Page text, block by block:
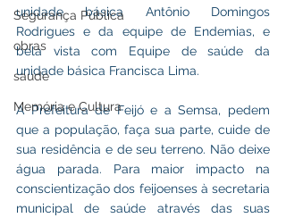
Segurança Pública
obras
saude
Memória e Cultura
unidade básica Antônio Domingos
Rodrigues e da equipe de Endemias, e
bela vista com Equipe de saúde da
unidade básica Francisca Lima.
A Prefeitura de Feijó e a Semsa, pedem
que a população, faça sua parte, cuide de
sua residência e de seu terreno. Não deixe
água parada. Para maior impacto na
conscientização dos feijoenses à secretaria
municipal de saúde através das suas